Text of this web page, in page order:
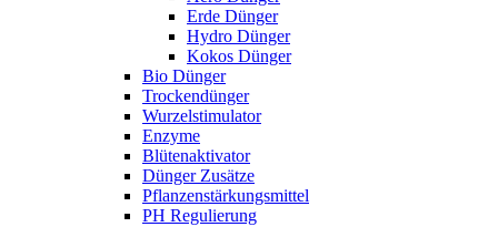
Erde Dünger
Hydro Dünger
Kokos Dünger
Bio Dünger
Trockendünger
Wurzelstimulator
Enzyme
Blütenaktivator
Dünger Zusätze
Pflanzenstärkungsmittel
PH Regulierung